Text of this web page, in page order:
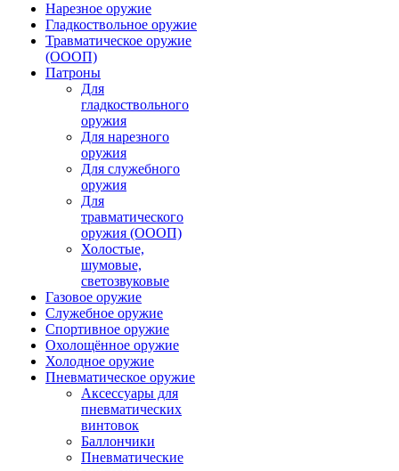
Нарезное оружие
Гладкоствольное оружие
Травматическое оружие
(ОООП)
Патроны
Для
гладкоствольного
оружия
Для нарезного
оружия
Для служебного
оружия
Для
травматического
оружия (ОООП)
Холостые,
шумовые,
светозвуковые
Газовое оружие
Служебное оружие
Спортивное оружие
Охолощённое оружие
Холодное оружие
Пневматическое оружие
Аксессуары для
пневматических
винтовок
Баллончики
Пневматические